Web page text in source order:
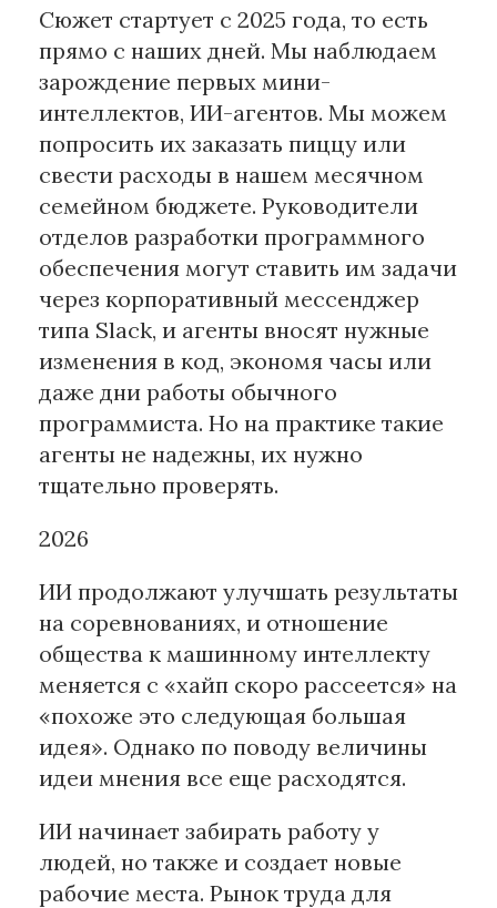
Сюжет стартует с 2025 года, то есть
прямо с наших дней. Мы наблюдаем
зарождение первых мини-
интеллектов, ИИ-агентов. Мы можем
попросить их заказать пиццу или
свести расходы в нашем месячном
семейном бюджете. Руководители
отделов разработки программного
обеспечения могут ставить им задачи
через корпоративный мессенджер
типа Slack, и агенты вносят нужные
изменения в код, экономя часы или
даже дни работы обычного
программиста. Но на практике такие
агенты не надежны, их нужно
тщательно проверять.
2026
ИИ продолжают улучшать результаты
на соревнованиях, и отношение
общества к машинному интеллекту
меняется с «хайп скоро рассеется» на
«похоже это следующая большая
идея». Однако по поводу величины
идеи мнения все еще расходятся.
ИИ начинает забирать работу у
людей, но также и создает новые
рабочие места. Рынок труда для